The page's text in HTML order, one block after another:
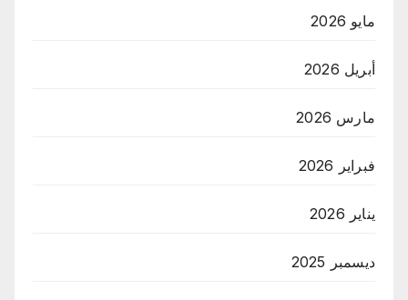
مايو 2026
أبريل 2026
مارس 2026
فبراير 2026
يناير 2026
ديسمبر 2025